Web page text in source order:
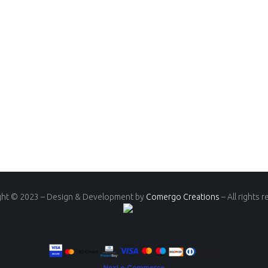
© 2023 – Design & Development by Comergo Creations – All rights